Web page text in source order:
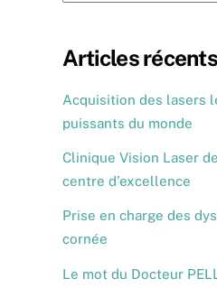
Articles récents
Acquisition des lasers
puissants du monde
Clinique Vision Laser
centre d’excellence
Prise en charge des
cornée
Le mot du Docteur